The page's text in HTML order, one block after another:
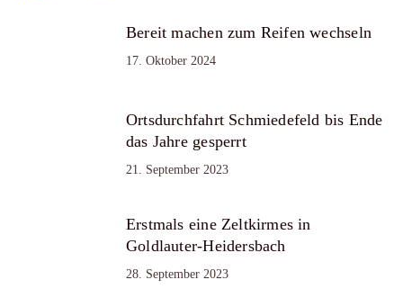
Bereit machen zum Reifen wechseln
17. Oktober 2024
Ortsdurchfahrt Schmiedefeld bis Ende
das Jahre gesperrt
21. September 2023
Erstmals eine Zeltkirmes in
Goldlauter-Heidersbach
28. September 2023